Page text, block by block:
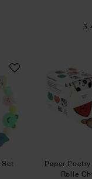
Armband Set
Set
Paper
Rolle